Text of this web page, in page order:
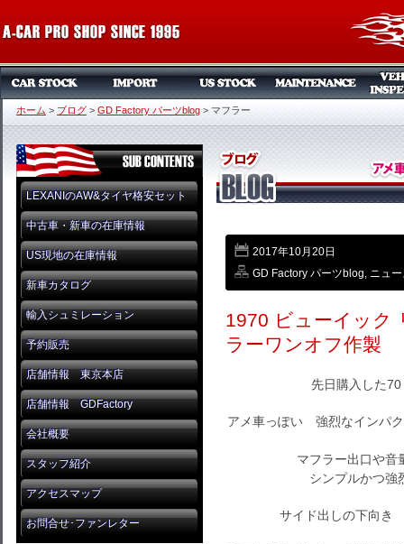
ホーム > ブログ > GD Factory パーツblog > マフラー
LEXANIのAW&タイヤ格安セット
中古車・新車の在庫情報
US現地の在庫情報
新車カタログ
輸入シュミレーション
予約販売
店舗情報 東京本店
店舗情報 GDFactory
会社概要
スタッフ紹介
アクセスマップ
お問合せ･ファンレター
2017年10月20日
GD Factory パーツblog, ニュ
1970 ビューイック
ラーワンオフ作製
先日購入した
アメ車っぽい 強烈なインパ
マフラー出口や音
シンプルかつ強
サイド出しの下向き